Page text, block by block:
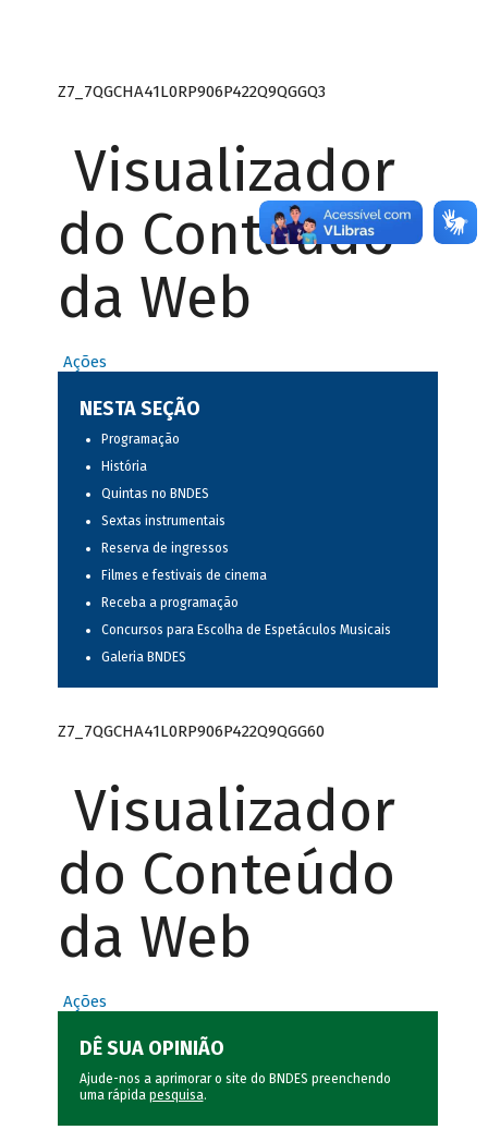
Z7_7QGCHA41L0RP906P422Q9QGGQ3
Visualizador
do Conteúdo
da Web
Ações
NESTA SEÇÃO
Programação
História
Quintas no BNDES
Sextas instrumentais
Reserva de ingressos
Filmes e festivais de cinema
Receba a programação
Concursos para Escolha de Espetáculos Musicais
Galeria BNDES
Z7_7QGCHA41L0RP906P422Q9QGG60
Visualizador
do Conteúdo
da Web
Ações
DÊ SUA OPINIÃO
Ajude-nos a aprimorar o site do BNDES preenchendo
uma rápida pesquisa.